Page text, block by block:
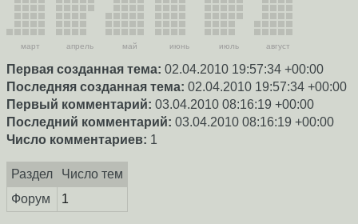
март апрель май июнь июль август
Первая созданная тема: 02.04.2010 19:57:34 +00:00
Последняя созданная тема: 02.04.2010 19:57:34 +00:00
Первый комментарий: 03.04.2010 08:16:19 +00:00
Последний комментарий: 03.04.2010 08:16:19 +00:00
Число комментариев: 1
Раздел
Число тем
Форум
1